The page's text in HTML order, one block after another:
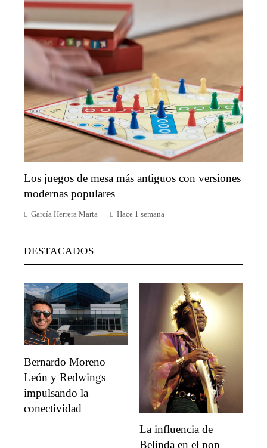
Los juegos de mesa más antiguos con versiones
modernas populares
García Herrera Marta Hace 1 semana
DESTACADOS
Bernardo Moreno
León y Redwings
impulsando la
conectividad
La influencia de
Belinda en el pop